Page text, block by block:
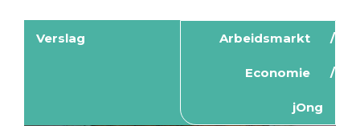
Verslag Arbeidsmarkt
Economie
jOng